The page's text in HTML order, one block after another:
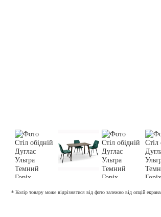
* Колір товару може відрізнятися від фото залежно від опцій екрана.